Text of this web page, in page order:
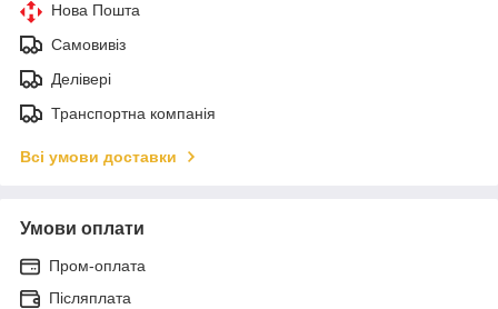
Нова Пошта
Самовивіз
Делівері
Транспортна компанія
Всі умови доставки
Умови оплати
Пром-оплата
Післяплата